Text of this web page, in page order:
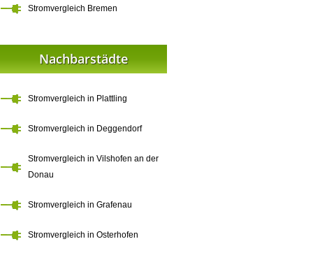
Stromvergleich Bremen
Nachbarstädte
Stromvergleich in Plattling
Stromvergleich in Deggendorf
Stromvergleich in Vilshofen an der
Donau
Stromvergleich in Grafenau
Stromvergleich in Osterhofen